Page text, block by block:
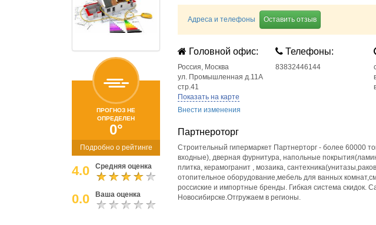
ПРОГНОЗ НЕ
ОПРЕДЕЛЕН
0°
Подробно о рейтинге
4.0 Средняя оценка
0.0 Ваша оценка
Адреса и телефоны Оставить отзыв
Головной офис:
Россия, Москва
ул. Промышленная д.11А
стр.41
Показать на карте
Внести изменения
Телефоны:
83832446144
Партнероторг
Строительный гипермаркет Партнерторг - более 60000
входные), дверная фурнитура, напольные
плитка, керамогранит , мозаика,
отопительное оборудование,мебель для ванных
россиские и импортные бренды. Гибкая система скидок.
Новосибирске.Отгружаем в регионы.